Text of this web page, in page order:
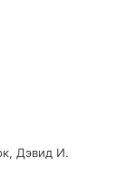
в условиях
куда
Вместе они
Дэвид И.